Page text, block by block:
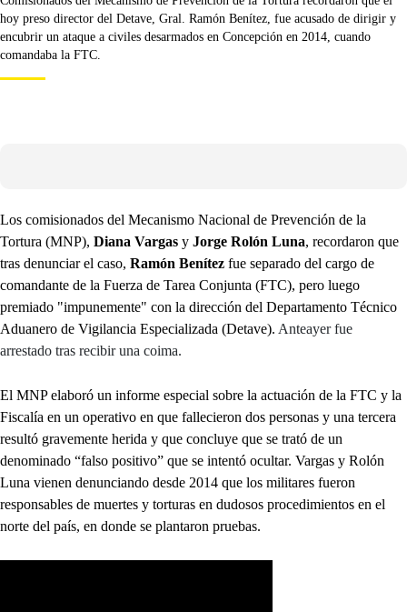
hoy preso director del Detave, Gral. Ramón Benítez, fue acusado de dirigir y
encubrir un ataque a civiles desarmados en Concepción en 2014, cuando
comandaba la FTC.
Los comisionados del Mecanismo Nacional de Prevención de la
Tortura (MNP), Diana Vargas y Jorge Rolón Luna, recordaron que
tras denunciar el caso, Ramón Benítez fue separado del cargo de
comandante de la Fuerza de Tarea Conjunta (FTC), pero luego
premiado "impunemente" con la dirección del Departamento Técnico
Aduanero de Vigilancia Especializada (Detave). Anteayer fue
arrestado tras recibir una coima.
El MNP elaboró un informe especial sobre la actuación de la FTC y la
Fiscalía en un operativo en que fallecieron dos personas y una tercera
resultó gravemente herida y que concluye que se trató de un
denominado “falso positivo” que se intentó ocultar. Vargas y Rolón
Luna vienen denunciando desde 2014 que los militares fueron
responsables de muertes y torturas en dudosos procedimientos en el
norte del país, en donde se plantaron pruebas.